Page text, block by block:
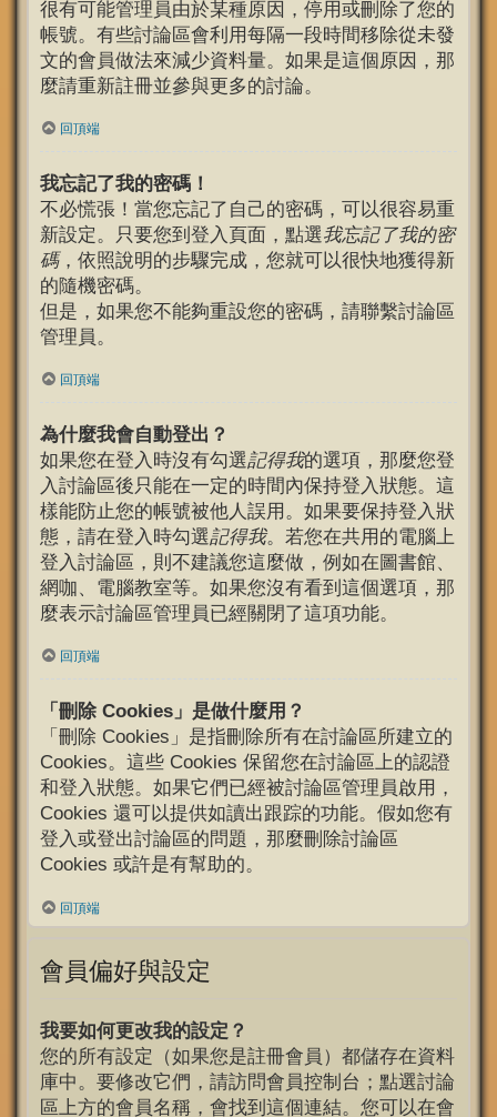
很有可能管理員由於某種原因，停用或刪除了您的
帳號。有些討論區會利用每隔一段時間移除從未發
文的會員做法來減少資料量。如果是這個原因，那
麼請重新註冊並參與更多的討論。
回頂端
我忘記了我的密碼！
不必慌張！當您忘記了自己的密碼，可以很容易重
新設定。只要您到登入頁面，點選我忘記了我的密
碼，依照說明的步驟完成，您就可以很快地獲得新
的隨機密碼。
但是，如果您不能夠重設您的密碼，請聯繫討論區
管理員。
回頂端
為什麼我會自動登出？
如果您在登入時沒有勾選記得我的選項，那麼您登
入討論區後只能在一定的時間內保持登入狀態。這
樣能防止您的帳號被他人誤用。如果要保持登入狀
態，請在登入時勾選記得我。若您在共用的電腦上
登入討論區，則不建議您這麼做，例如在圖書館、
網咖、電腦教室等。如果您沒有看到這個選項，那
麼表示討論區管理員已經關閉了這項功能。
回頂端
「刪除 Cookies」是做什麼用？
「刪除 Cookies」是指刪除所有在討論區所建立的
Cookies。這些 Cookies 保留您在討論區上的認證
和登入狀態。如果它們已經被討論區管理員啟用，
Cookies 還可以提供如讀出跟踪的功能。假如您有
登入或登出討論區的問題，那麼刪除討論區
Cookies 或許是有幫助的。
回頂端
會員偏好與設定
我要如何更改我的設定？
您的所有設定（如果您是註冊會員）都儲存在資料
庫中。要修改它們，請訪問會員控制台；點選討論
區上方的會員名稱，會找到這個連結。您可以在會